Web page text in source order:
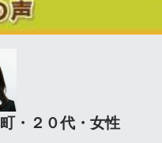
・２０代・女性